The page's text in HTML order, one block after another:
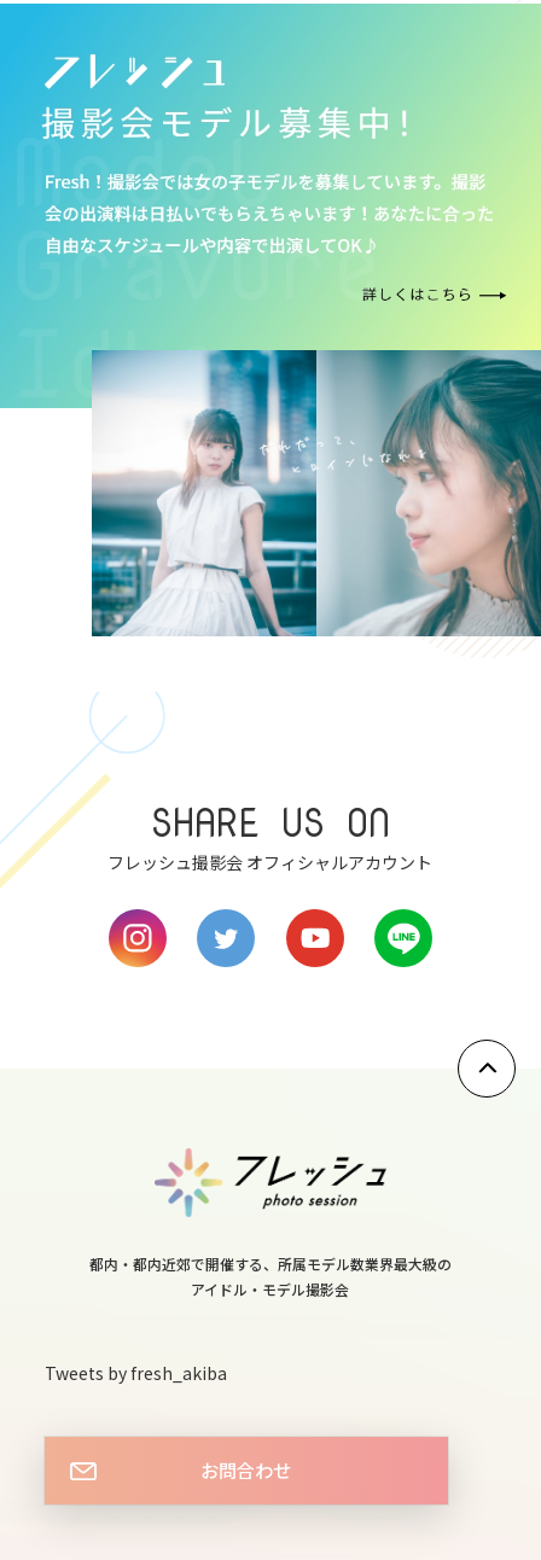
SHARE US ON
フレッシュ撮影会 オフィシャルアカウント
都内・都内近郊で開催する、所属モデル数業界最大級の
アイドル・モデル撮影会
Tweets by fresh_akiba
お問合わせ